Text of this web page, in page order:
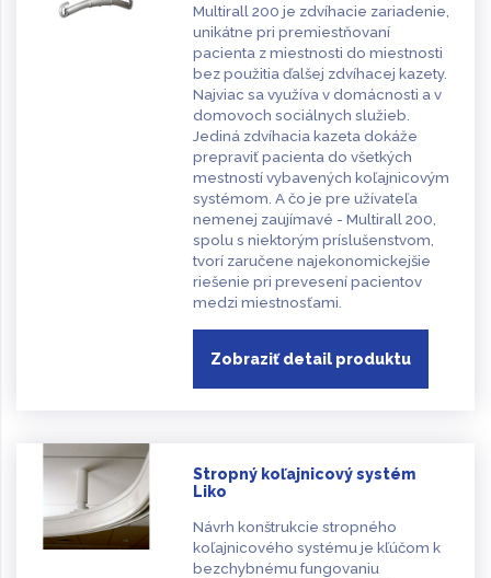
Multirall 200 je zdvíhacie zariadenie,
unikátne pri premiestňovaní
pacienta z miestnosti do miestnosti
bez použitia ďalšej zdvíhacej kazety.
Najviac sa využíva v domácnosti a v
domovoch sociálnych služieb.
Jediná zdvíhacia kazeta dokáže
prepraviť pacienta do všetkých
mestností vybavených koľajnicovým
systémom. A čo je pre užívateľa
nemenej zaujímavé - Multirall 200,
spolu s niektorým príslušenstvom,
tvorí zaručene najekonomickejšie
riešenie pri prevesení pacientov
medzi miestnosťami.
Zobraziť detail produktu
Stropný koľajnicový systém
Liko
Návrh konštrukcie stropného
koľajnicového systému je kľúčom k
bezchybnému fungovaniu